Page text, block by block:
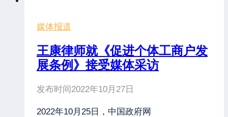
媒体报道
王康律师就《促进个体工商户发
展条例》接受媒体采访
发布时间2022年10月27日
2022年10月25日，中国政府网